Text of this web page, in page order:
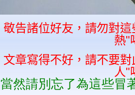
敬告諸位好友，請勿對
熱"
文章寫得不好，請不要
人"
當然請別忘了為這些冒